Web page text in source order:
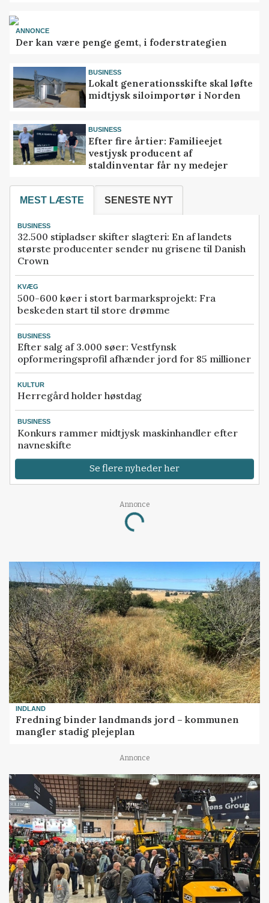
ANNONCE
Der kan være penge gemt, i foderstrategien
BUSINESS
Lokalt generationsskifte skal løfte
midtjysk siloimportør i Norden
BUSINESS
Efter fire årtier: Familieejet
vestjysk producent af
staldinventar får ny medejer
MEST LÆSTE SENESTE NYT
BUSINESS
32.500 stipladser skifter slagteri: En af landets
største producenter sender nu grisene til Danish
Crown
KVÆG
500-600 køer i stort barmarksprojekt: Fra
beskeden start til store drømme
BUSINESS
Efter salg af 3.000 søer: Vestfynsk
opformeringsprofil afhænder jord for 85 millioner
KULTUR
Herregård holder høstdag
BUSINESS
Konkurs rammer midtjysk maskinhandler efter
navneskifte
Se flere nyheder her
Annonce
Loading...
INDLAND
Fredning binder landmands jord – kommunen
mangler stadig plejeplan
Annonce